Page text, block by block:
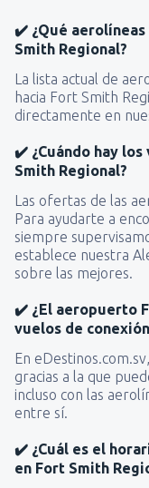
✔️ ¿Qué
Smith Regional?
La lista actual de
hacia Fort Smith
directamente en
✔️ ¿Cuándo hay
Smith Regional?
Las ofertas de las
Para ayudarte a
siempre
establece nuestra
sobre las mejores.
✔️ ¿El aeropuerto
vuelos de
En
gracias a la que
incluso con las
entre sí.
✔️ ¿Cuál es el
en Fort Smith